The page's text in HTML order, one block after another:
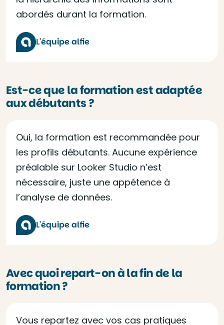
abordés durant la formation.
L'équipe alfie
Est-ce que la formation est adaptée
aux débutants ?
Oui, la formation est recommandée pour
les profils débutants. Aucune expérience
préalable sur Looker Studio n’est
nécessaire, juste une appétence à
l’analyse de données.
L'équipe alfie
Avec quoi repart-on à la fin de la
formation ?
Vous repartez avec vos cas pratiques